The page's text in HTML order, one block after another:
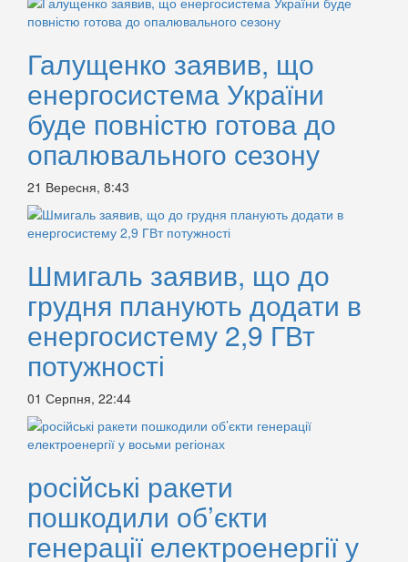
Галущенко заявив, що
енергосистема України
буде повністю готова до
опалювального сезону
21 Вересня, 8:43
Шмигаль заявив, що до
грудня планують додати в
енергосистему 2,9 ГВт
потужності
01 Серпня, 22:44
російські ракети
пошкодили об’єкти
генерації електроенергії у